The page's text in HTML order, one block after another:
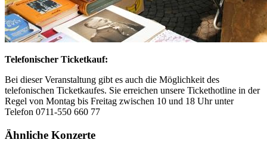
Telefonischer Ticketkauf:
Bei dieser Veranstaltung gibt es auch die Möglichkeit des
telefonischen Ticketkaufes. Sie erreichen unsere Tickethotline in der
Regel von Montag bis Freitag zwischen 10 und 18 Uhr unter
Telefon 0711-550 660 77
Ähnliche Konzerte